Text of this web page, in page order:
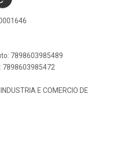
7898603985489
7898603985472
E COMERCIO DE